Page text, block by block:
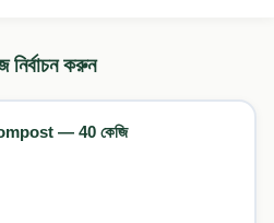
নির্বাচন করুন
— 40 কেজি